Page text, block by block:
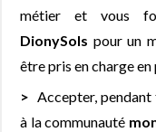
métier et vous
DionySols pour un
être pris en charge
Accepter,
à la communauté